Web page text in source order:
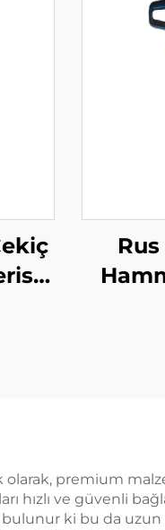
olarak, premium
hızlı ve güvenli
bulunur ki bu da